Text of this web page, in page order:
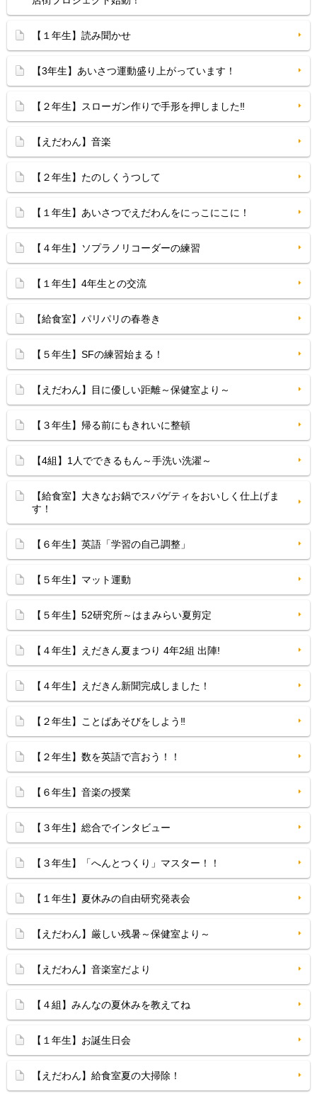
【１年生】読み聞かせ
【3年生】あいさつ運動盛り上がっています！
【２年生】スローガン作りで手形を押しました‼
【えだわん】音楽
【２年生】たのしくうつして
【１年生】あいさつでえだわんをにっこにこに！
【４年生】ソプラノリコーダーの練習
【１年生】4年生との交流
【給食室】パリパリの春巻き
【５年生】SFの練習始まる！
【えだわん】目に優しい距離～保健室より～
【３年生】帰る前にもきれいに整頓
【4組】1人でできるもん～手洗い洗濯～
【給食室】大きなお鍋でスパゲティをおいしく仕上げま
す！
【６年生】英語「学習の自己調整」
【５年生】マット運動
【５年生】52研究所～はまみらい夏剪定
【４年生】えだきん夏まつり 4年2組 出陣!
【４年生】えだきん新聞完成しました！
【２年生】ことばあそびをしよう‼
【２年生】数を英語で言おう！！
【６年生】音楽の授業
【３年生】総合でインタビュー
【３年生】「へんとつくり」マスター！！
【１年生】夏休みの自由研究発表会
【えだわん】厳しい残暑～保健室より～
【えだわん】音楽室だより
【４組】みんなの夏休みを教えてね
【１年生】お誕生日会
【えだわん】給食室夏の大掃除！